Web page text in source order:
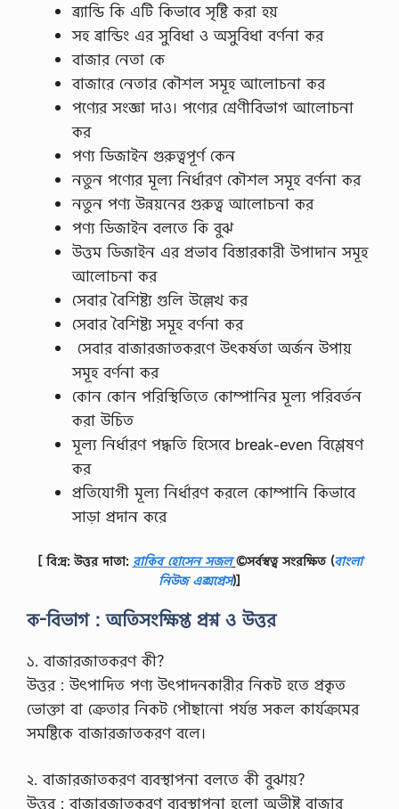
ব্র্যান্ডি কি এটি কিভাবে সৃষ্টি করা হয়
সহ ব্রান্ডিং এর সুবিধা ও অসুবিধা বর্ণনা কর
বাজার নেতা কে
বাজারে নেতার কৌশল সমূহ আলোচনা কর
পণ্যের সংজ্ঞা দাও। পণ্যের শ্রেণীবিভাগ আলোচনা
কর
পণ্য ডিজাইন গুরুত্বপূর্ণ কেন
নতুন পণ্যের মূল্য নির্ধারণ কৌশল সমূহ বর্ণনা কর
নতুন পণ্য উন্নয়নের গুরুত্ব আলোচনা কর
পণ্য ডিজাইন বলতে কি বুঝ
উত্তম ডিজাইন এর প্রভাব বিস্তারকারী উপাদান সমূহ
আলোচনা কর
সেবার বৈশিষ্ট্য গুলি উল্লেখ কর
সেবার বৈশিষ্ট্য সমূহ বর্ণনা কর
সেবার বাজারজাতকরণে উৎকর্ষতা অর্জন উপায়
সমূহ বর্ণনা কর
কোন কোন পরিস্থিতিতে কোম্পানির মূল্য পরিবর্তন
করা উচিত
মূল্য নির্ধারণ পদ্ধতি হিসেবে break-even বিশ্লেষণ
কর
প্রতিযোগী মূল্য নির্ধারণ করলে কোম্পানি কিভাবে
সাড়া প্রদান করে
[ বি:দ্র: উত্তর দাতা: রাকিব হোসেন সজল ©সর্বস্বত্ব সংরক্ষিত (বাংলা
নিউজ এক্সপ্রেস)]
ক-বিভাগ : অতিসংক্ষিপ্ত প্রশ্ন ও উত্তর
১. বাজারজাতকরণ কী?
উত্তর : উৎপাদিত পণ্য উৎপাদনকারীর নিকট হতে প্রকৃত
ভোক্তা বা ক্রেতার নিকট পৌছানো পর্যন্ত সকল কার্যক্রমের
সমষ্টিকে বাজারজাতকরণ বলে।
২. বাজারজাতকরণ ব্যবস্থাপনা বলতে কী বুঝায়?
উত্তর : বাজারজাতকরণ ব্যবস্থাপনা হলো অভীষ্ট বাজার